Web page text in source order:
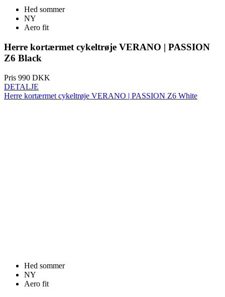
Hed sommer
NY
Aero fit
Herre kortærmet cykeltrøje VERANO | PASSION
Z6 Black
Pris 990 DKK
DETALJE
Herre kortærmet cykeltrøje VERANO | PASSION Z6 White
Hed sommer
NY
Aero fit